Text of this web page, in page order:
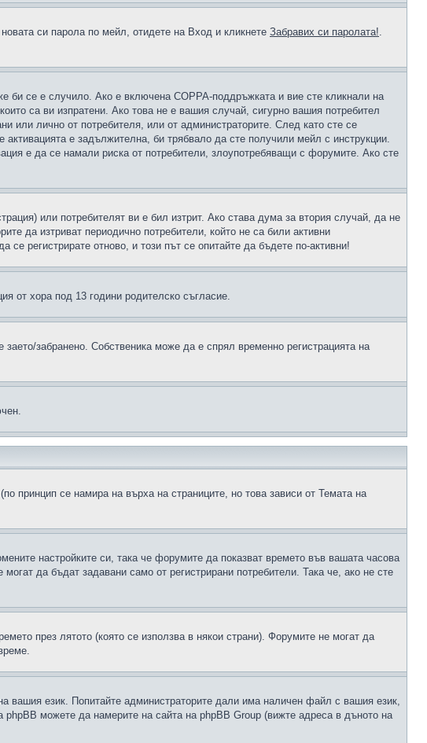
си парола по мейл, отидете на Вход и кликнете Забравих си паролата!.
би се е случило. Ако е включена COPPA-поддръжката и вие сте кликнали на
са ви изпратени. Ако това не е вашия случай, сигурно вашия потребител
или лично от потребителя, или от администраторите. След като сте се
е задължителна, би трябвало да сте получили мейл с инструкции.
е да се намали риска от потребители, злоупотребяващи с форумите. Ако сте
или потребителят ви е бил изтрит. Ако става дума за втория случай, да не
да изтриват периодично потребители, който не са били активни
регистрирате отново, и този път се опитайте да бъдете по-активни!
от хора под 13 години родителско съгласие.
забранено. Собственика може да е спрял временно регистрацията на
(по принцип се намира на върха на страниците, но това зависи от Темата на
настройките си, така че форумите да показват времето във вашата часова
да бъдат задавани само от регистрирани потребители. Така че, ако не сте
през лятото (която се използва в някои страни). Форумите не могат да
вашия език. Попитайте администраторите дали има наличен файл с вашия език,
можете да намерите на сайта на phpBB Group (вижте адреса в дъното на